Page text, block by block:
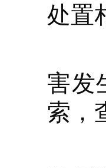
处置
（
害发
索，
（